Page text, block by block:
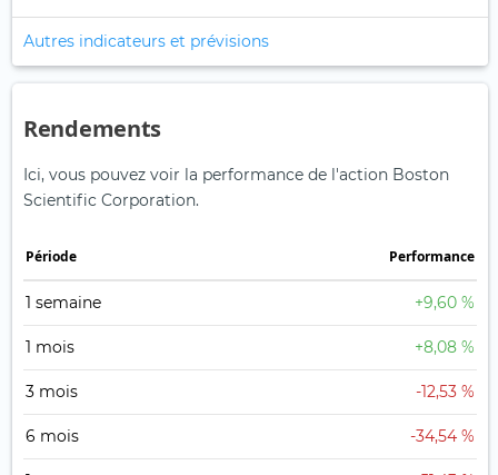
Autres indicateurs et prévisions
Rendements
Ici, vous pouvez voir la performance de l'action Boston
Scientific Corporation.
Période Performance
1 semaine +9,60 %
1 mois +8,08 %
3 mois -12,53 %
6 mois -34,54 %